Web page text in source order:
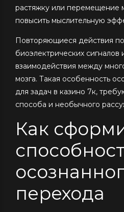
растяжку или перемещение
повысить мыслительную
Повторяющиеся действия
биоэлектрических сигналов
взаимодействия между
мозга. Такая особенность
для задач в казино 7к,
способа и необычного
Как
перехода